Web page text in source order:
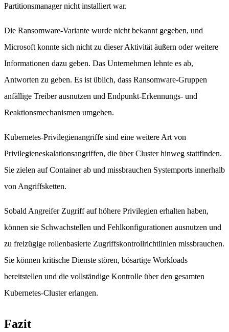
Partitionsmanager nicht installiert war.
Die Ransomware-Variante wurde nicht bekannt gegeben, und
Microsoft konnte sich nicht zu dieser Aktivität äußern oder weitere
Informationen dazu geben. Das Unternehmen lehnte es ab,
Antworten zu geben. Es ist üblich, dass Ransomware-Gruppen
anfällige Treiber ausnutzen und Endpunkt-Erkennungs- und
Reaktionsmechanismen umgehen.
Kubernetes-Privilegienangriffe sind eine weitere Art von
Privilegieneskalationsangriffen, die über Cluster hinweg stattfinden.
Sie zielen auf Container ab und missbrauchen Systemports innerhalb
von Angriffsketten.
Sobald Angreifer Zugriff auf höhere Privilegien erhalten haben,
können sie Schwachstellen und Fehlkonfigurationen ausnutzen und
zu freizügige rollenbasierte Zugriffskontrollrichtlinien missbrauchen.
Sie können kritische Dienste stören, bösartige Workloads
bereitstellen und die vollständige Kontrolle über den gesamten
Kubernetes-Cluster erlangen.
Fazit